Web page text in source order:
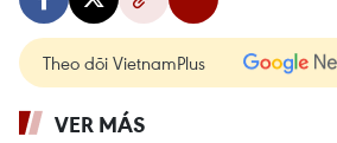
Theo dõi VietnamPlus
VER MÁS